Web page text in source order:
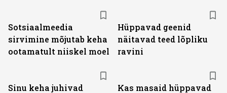
Sotsiaalmeedia
sirvimine mõjutab keha
ootamatult niiskel moel
Hüppavad geenid
näitavad teed lõpliku
ravini
Sinu keha juhivad
Kas masaid hüppavad